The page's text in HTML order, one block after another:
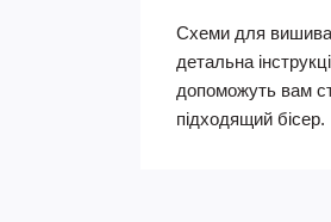
Схеми для
детальна
допоможуть вам
підходящий бісер.